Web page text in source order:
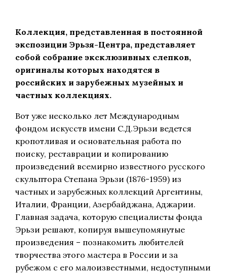
Коллекция, представленная в постоянной
экспозиции Эрьзя-Центра, представляет
собой собрание эксклюзивных слепков,
оригиналы которых находятся в
российских и зарубежных музейных и
частных коллекциях.
Вот уже несколько лет Международным
фондом искусств имени С.Д.Эрьзи ведется
кропотливая и основательная работа по
поиску, реставрации и копированию
произведений всемирно известного русского
скульптора Степана Эрьзи (1876-1959) из
частных и зарубежных коллекций Аргентины,
Италии, Франции, Азербайджана, Аджарии.
Главная задача, которую специалисты фонда
Эрьзи решают, копируя вышеупомянутые
произведения – познакомить любителей
творчества этого мастера в России и за
рубежом с его малоизвестными, недоступными